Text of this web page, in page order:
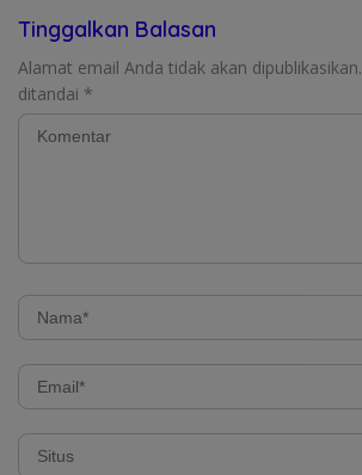
Tinggalkan Balasan
Alamat email Anda tidak akan dipublikasikan.
ditandai *